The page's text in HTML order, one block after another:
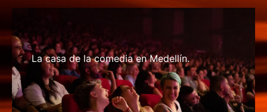
La casa de la comedia en Medellín.